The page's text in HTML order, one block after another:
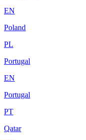
EN
Poland
PL
Portugal
EN
Portugal
PT
Qatar